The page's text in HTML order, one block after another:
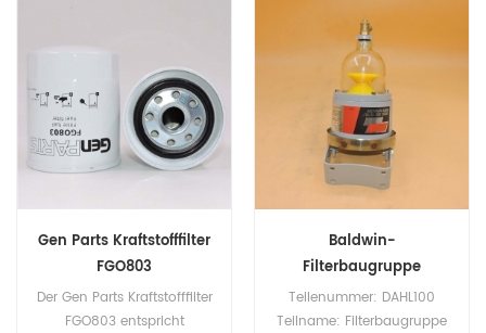
Teilname: Ölfilter Marke:
Gen Parts
Gen Parts Kraftstofffilter
FGO803
Der Gen Parts Kraftstofffilter
FGO803 entspricht
Baldwin-
Filterbaugruppe
DAHL100
Teilenummer: DAHL100
Teilname: Filterbaugruppe